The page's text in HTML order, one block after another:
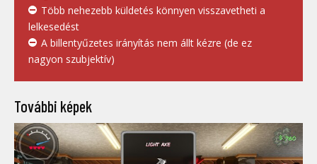
Több nehezebb küldetés könnyen visszavetheti a
lelkesedést
A billentyűzetes irányítás nem állt kézre (de ez
nagyon szubjektív)
További képek